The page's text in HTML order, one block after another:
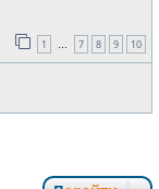
1 … 7 8 9 10